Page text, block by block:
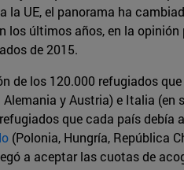
UE, el panorama ha
los últimos años, en la
de 2015.
de los 120.000 refugiados
y Austria) e Italia
que cada país
(Polonia, Hungría, República
a aceptar las cuotas de